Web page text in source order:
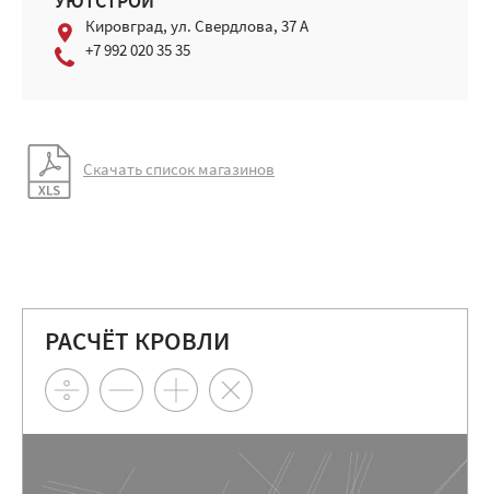
Кировград, ул. Свердлова, 37 А
+7 992 020 35 35
Скачать список магазинов
РАСЧЁТ КРОВЛИ